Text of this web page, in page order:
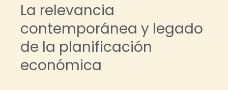
La relevancia
contemporánea y legado
de la planificación
económica